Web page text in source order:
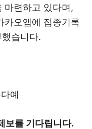
마련하고 있다며,
카오앱에 접종기록
습니다.
예
보를 기다립니다.